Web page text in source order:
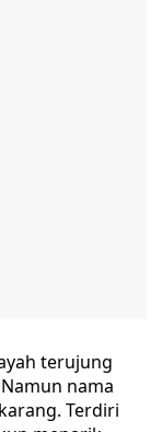
terujung
nama
Terdiri